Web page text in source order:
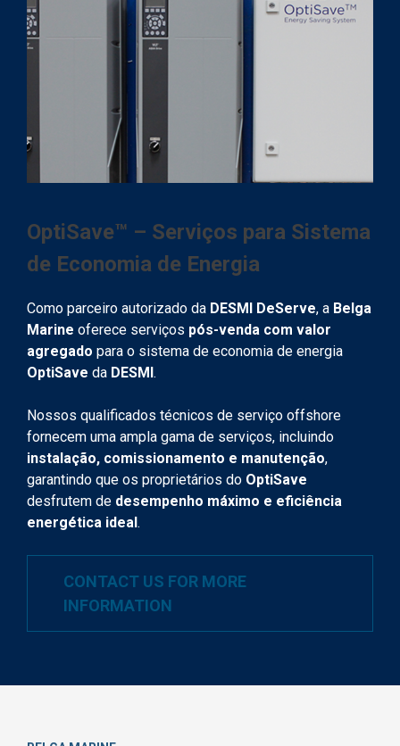
OptiSave™ – Serviços para Sistema
de Economia de Energia
Como parceiro autorizado da DESMI DeServe, a Belga
Marine oferece serviços pós-venda com valor
agregado para o sistema de economia de energia
OptiSave da DESMI.
Nossos qualificados técnicos de serviço offshore
fornecem uma ampla gama de serviços, incluindo
instalação, comissionamento e manutenção,
garantindo que os proprietários do OptiSave
desfrutem de desempenho máximo e eficiência
energética ideal.
CONTACT US FOR MORE
INFORMATION